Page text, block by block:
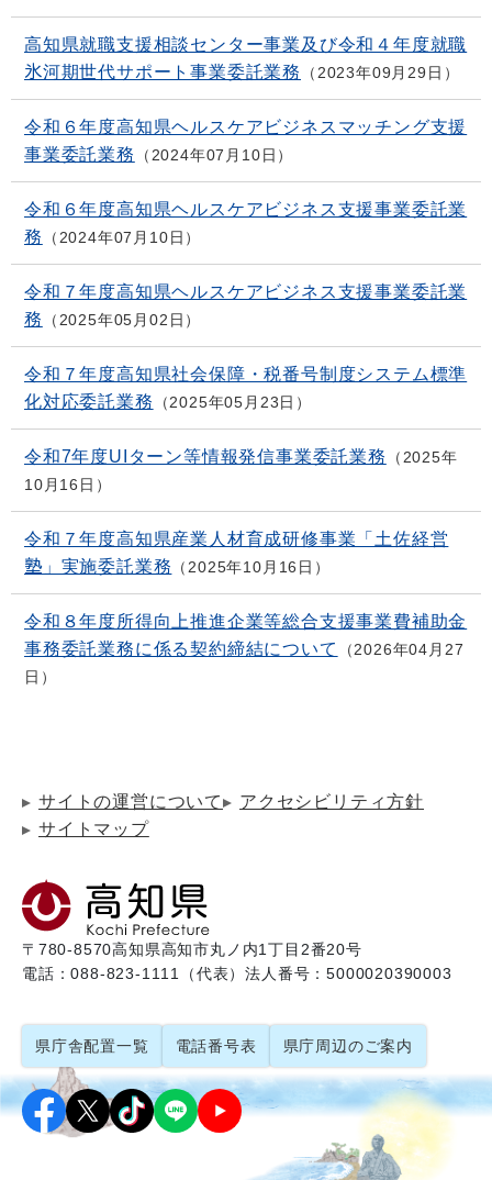
高知県就職支援相談センター事業及び令和４年度就職
氷河期世代サポート事業委託業務
2023年09月29日
令和６年度高知県ヘルスケアビジネスマッチング支援
事業委託業務
2024年07月10日
令和６年度高知県ヘルスケアビジネス支援事業委託業
務
2024年07月10日
令和７年度高知県ヘルスケアビジネス支援事業委託業
務
2025年05月02日
令和７年度高知県社会保障・税番号制度システム標準
化対応委託業務
2025年05月23日
令和7年度UIターン等情報発信事業委託業務
2025年
10月16日
令和７年度高知県産業人材育成研修事業「土佐経営
塾」実施委託業務
2025年10月16日
令和８年度所得向上推進企業等総合支援事業費補助金
事務委託業務に係る契約締結について
2026年04月27
日
サイトの運営について
アクセシビリティ方針
サイトマップ
〒780-8570高知県高知市丸ノ内1丁目2番20号
電話：088-823-1111（代表）法人番号：5000020390003
県庁舎配置一覧 電話番号表 県庁周辺のご案内